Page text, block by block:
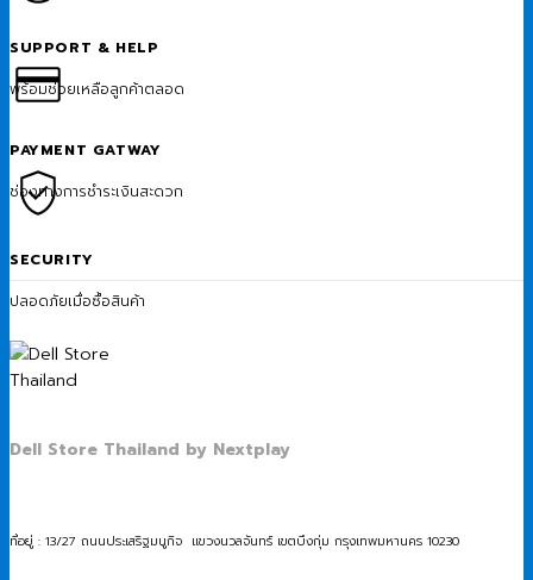
SUPPORT & HELP
พร้อมช่วยเหลือลูกค้าตลอด
PAYMENT GATWAY
ช่องทางการชำระเงินสะดวก
SECURITY
ปลอดภัยเมื่อซื้อสินค้า
Dell Store Thailand by Nextplay
ที่อยู่ : 13/27 ถนนประเสริฐมนูกิจ แขวงนวลจันทร์ เขตบึงกุ่ม กรุงเทพมหานคร 10230